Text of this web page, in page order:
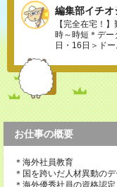
編集部イチオ
【完全在宅！
時～時短＊デー
日・16日＞ド
お仕事の概要
＊海外社員教育
＊国を跨いだ人材異動の
＊海外優秀社員の資格認定